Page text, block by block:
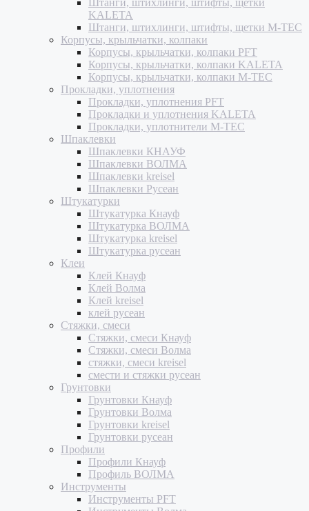
Штанги, штихлинги, штифты, щетки
KALETA
Штанги, штихлинги, штифты, щетки M-TEC
Корпусы, крыльчатки, колпаки
Корпусы, крыльчатки, колпаки PFT
Корпусы, крыльчатки, колпаки KALETA
Корпусы, крыльчатки, колпаки M-TEC
Прокладки, уплотнения
Прокладки, уплотнения PFT
Прокладки и уплотнения KALETA
Прокладки, уплотнители M-TEC
Шпаклевки
Шпаклевки КНАУФ
Шпаклевки ВОЛМА
Шпаклевки kreisel
Шпаклевки Русеан
Штукатурки
Штукатурка Кнауф
Штукатурка ВОЛМА
Штукатурка kreisel
Штукатурка русеан
Клеи
Клей Кнауф
Клей Волма
Клей kreisel
клей русеан
Стяжки, смеси
Стяжки, смеси Кнауф
Стяжки, смеси Волма
стяжки, смеси kreisel
смести и стяжки русеан
Грунтовки
Грунтовки Кнауф
Грунтовки Волма
Грунтовки kreisel
Грунтовки русеан
Профили
Профили Кнауф
Профиль ВОЛМА
Инструменты
Инструменты PFT